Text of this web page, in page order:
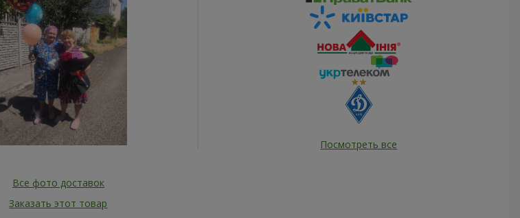
Все фото доставок
Заказать этот товар
Посмотреть все